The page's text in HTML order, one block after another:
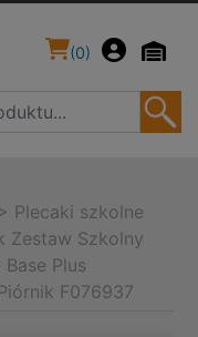
(0)
> Plecaki szkolne
Zestaw Szkolny
Plus
F076937